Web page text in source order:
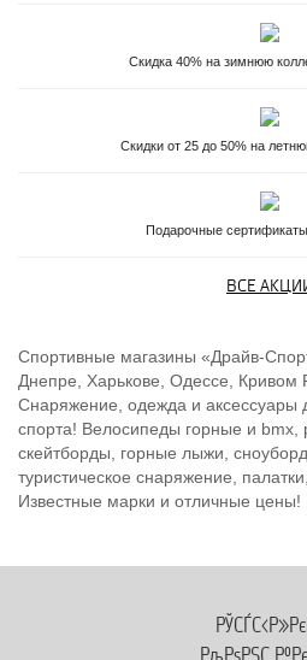
Скидка 40% на зимнюю
Скидки от 25 до 50% на
Подарочные
ВСЕ
Спортивные магазины «Драйв-
Днепре, Харькове, Одессе, Кривом
Снаряжение, одежда и аксессуары
спорта! Велосипеды горные и bmx,
скейтборды, горные лыжи,
туристическое снаряжение,
Известные марки и отличные цены!